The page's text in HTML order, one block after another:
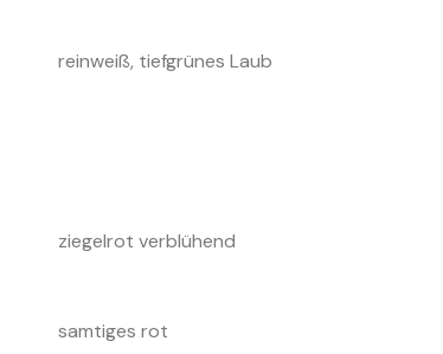
reinweiß, tiefgrünes Laub
ziegelrot verblühend
samtiges rot